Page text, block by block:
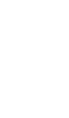
(WAS